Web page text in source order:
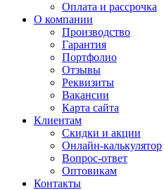
Оплата и рассрочка
О компании
Производство
Гарантия
Портфолио
Отзывы
Реквизиты
Вакансии
Карта сайта
Клиентам
Скидки и акции
Онлайн-калькулятор
Вопрос-ответ
Оптовикам
Контакты